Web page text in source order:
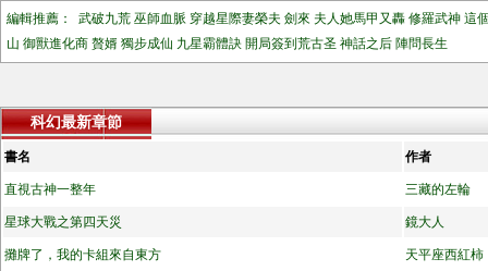
編輯推薦： 武破九荒 巫師血脈 穿越星際妻榮夫 劍來 夫人她馬甲又轟 修羅武神 這
山 御獸進化商 贅婿 獨步成仙 九星霸體訣 開局簽到荒古圣 神話之后 陣問長生
科幻最新章節
書名 作者
直視古神一整年 三藏的左輪
星球大戰之第四天災 鏡大人
攤牌了，我的卡組來自東方 天平座西紅柿